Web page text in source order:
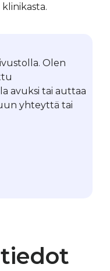
klinikasta.
Olen
avuksi tai auttaa
yhteyttä tai